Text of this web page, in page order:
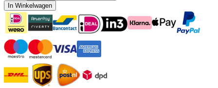
In Winkelwagen